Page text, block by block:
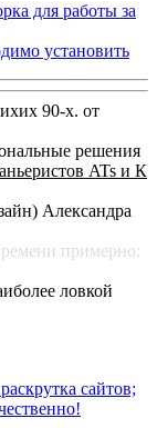
для работы за
установить
90-х. от
решения
ATs и К
Александра
примерно:
ловкой
сайтов;